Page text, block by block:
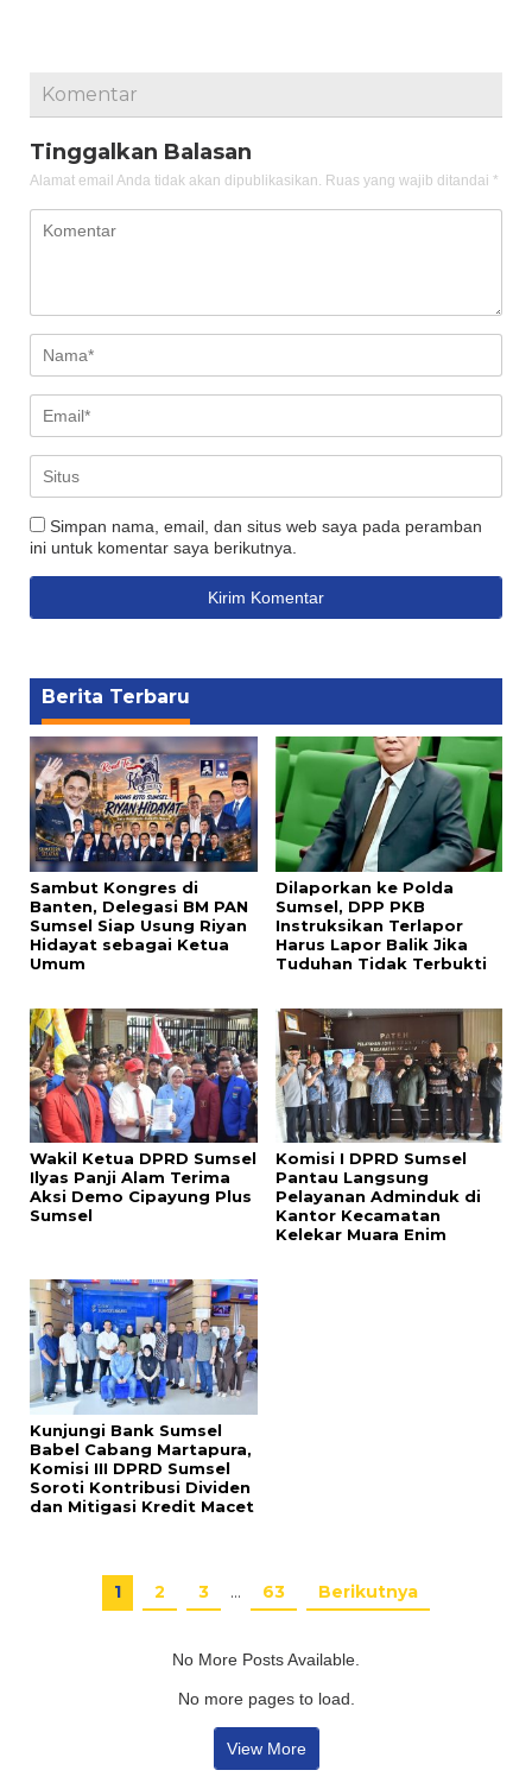
Komentar
Tinggalkan Balasan
Alamat email Anda tidak akan dipublikasikan. Ruas yang wajib ditandai *
Simpan nama, email, dan situs web saya pada peramban
ini untuk komentar saya berikutnya.
Berita Terbaru
Sambut Kongres di
Banten, Delegasi BM PAN
Sumsel Siap Usung Riyan
Hidayat sebagai Ketua
Umum
Dilaporkan ke Polda
Sumsel, DPP PKB
Instruksikan Terlapor
Harus Lapor Balik Jika
Tuduhan Tidak Terbukti
Wakil Ketua DPRD Sumsel
Ilyas Panji Alam Terima
Aksi Demo Cipayung Plus
Sumsel
Komisi I DPRD Sumsel
Pantau Langsung
Pelayanan Adminduk di
Kantor Kecamatan
Kelekar Muara Enim
Kunjungi Bank Sumsel
Babel Cabang Martapura,
Komisi III DPRD Sumsel
Soroti Kontribusi Dividen
dan Mitigasi Kredit Macet
1 2 3 … 63 Berikutnya
No More Posts Available.
No more pages to load.
View More